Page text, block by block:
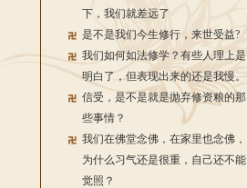
下，我们就差远了
是不是我们今生修行，来世受益?
我们如何如法修学？有些人理上是
明白了，但表现出来的还是我慢。
信受，是不是就是抛弃修资粮的那
些事情？
我们在佛堂念佛，在家里也念佛，
为什么习气还是很重，自己还不能
觉照？